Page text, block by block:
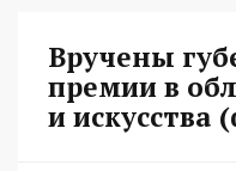
Вручены
премии в
и искусства